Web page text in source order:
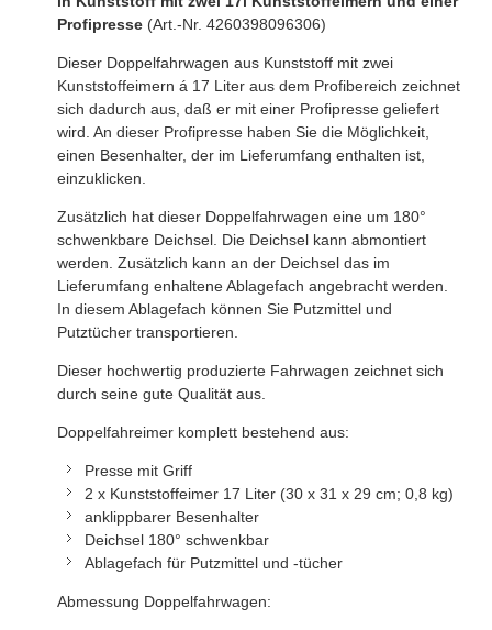
Profipresse (Art.-Nr. 4260398096306)
Dieser Doppelfahrwagen aus Kunststoff mit zwei
Kunststoffeimern á 17 Liter aus dem Profibereich zeichnet
sich dadurch aus, daß er mit einer Profipresse geliefert
wird. An dieser Profipresse haben Sie die Möglichkeit,
einen Besenhalter, der im Lieferumfang enthalten ist,
einzuklicken.
Zusätzlich hat dieser Doppelfahrwagen eine um 180°
schwenkbare Deichsel. Die Deichsel kann abmontiert
werden. Zusätzlich kann an der Deichsel das im
Lieferumfang enhaltene Ablagefach angebracht werden.
In diesem Ablagefach können Sie Putzmittel und
Putztücher transportieren.
Dieser hochwertig produzierte Fahrwagen zeichnet sich
durch seine gute Qualität aus.
Doppelfahreimer komplett bestehend aus:
Presse mit Griff
2 x Kunststoffeimer 17 Liter (30 x 31 x 29 cm; 0,8 kg)
anklippbarer Besenhalter
Deichsel 180° schwenkbar
Ablagefach für Putzmittel und -tücher
Abmessung Doppelfahrwagen: